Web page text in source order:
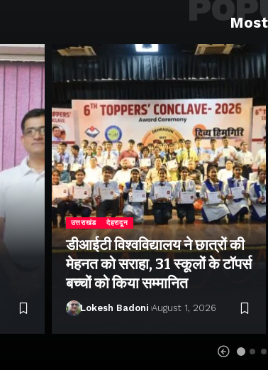
उत्तराखंड देहरादून
डीआईटी विश्वविद्यालय ने छात्रों की
मेहनत को सराहा, 31 स्कूलों के टॉपर्स
बच्चों को किया सम्मानित
Lokesh Badoni August 1, 2026